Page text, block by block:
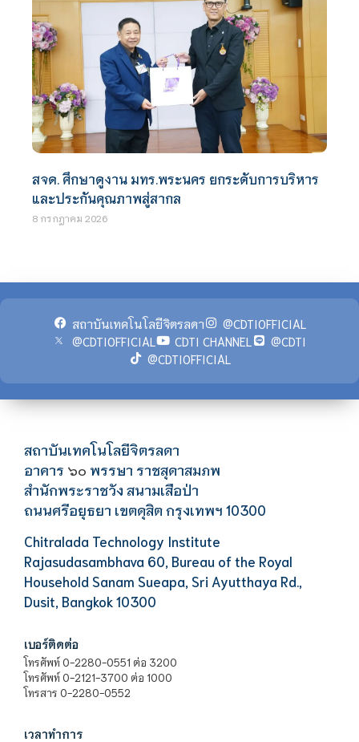
สจด. ศึกษาดูงาน มทร.พระนคร ยกระดับการบริหาร
และประกันคุณภาพสู่สากล
8 กรกฎาคม 2026
สถาบันเทคโนโลยีจิตรลดา
@CDTIOFFICIAL
@CDTIOFFICIAL
CDTI CHANNEL
@CDTI
@CDTIOFFICIAL
สถาบันเทคโนโลยีจิตรลดา
อาคาร ๖๐ พรรษา ราชสุดาสมภพ
สำนักพระราชวัง สนามเสือป่า
ถนนศรีอยุธยา เขตดุสิต กรุงเทพฯ 10300
Chitralada Technology Institute
Rajasudasambhava 60, Bureau of the Royal
Household Sanam Sueapa, Sri Ayutthaya Rd.,
Dusit, Bangkok 10300
เบอร์ติดต่อ
โทรศัพท์ 0-2280-0551 ต่อ 3200
โทรศัพท์ 0-2121-3700 ต่อ 1000
โทรสาร 0-2280-0552
เวลาทำการ